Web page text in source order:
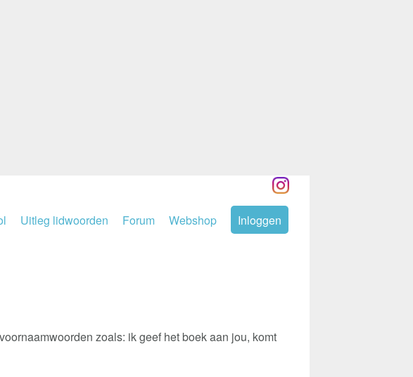
Uitleg lidwoorden Forum Webshop Inloggen
zoals: ik geef het boek aan jou, komt